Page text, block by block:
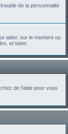
de la personnalité
aider, sur le moment ou
et lutter.
de l'aide pour vous